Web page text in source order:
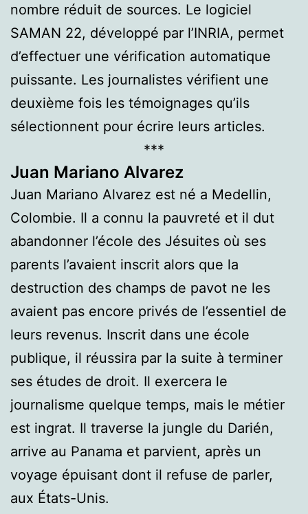
nombre réduit de sources. Le logiciel
SAMAN 22, développé par l’INRIA, permet
d’effectuer une vérification automatique
puissante. Les journalistes vérifient une
deuxième fois les témoignages qu’ils
sélectionnent pour écrire leurs articles.
***
Juan Mariano Alvarez
Juan Mariano Alvarez est né a Medellin,
Colombie. Il a connu la pauvreté et il dut
abandonner l’école des Jésuites où ses
parents l’avaient inscrit alors que la
destruction des champs de pavot ne les
avaient pas encore privés de l’essentiel de
leurs revenus. Inscrit dans une école
publique, il réussira par la suite à terminer
ses études de droit. Il exercera le
journalisme quelque temps, mais le métier
est ingrat. Il traverse la jungle du Darién,
arrive au Panama et parvient, après un
voyage épuisant dont il refuse de parler,
aux États-Unis.